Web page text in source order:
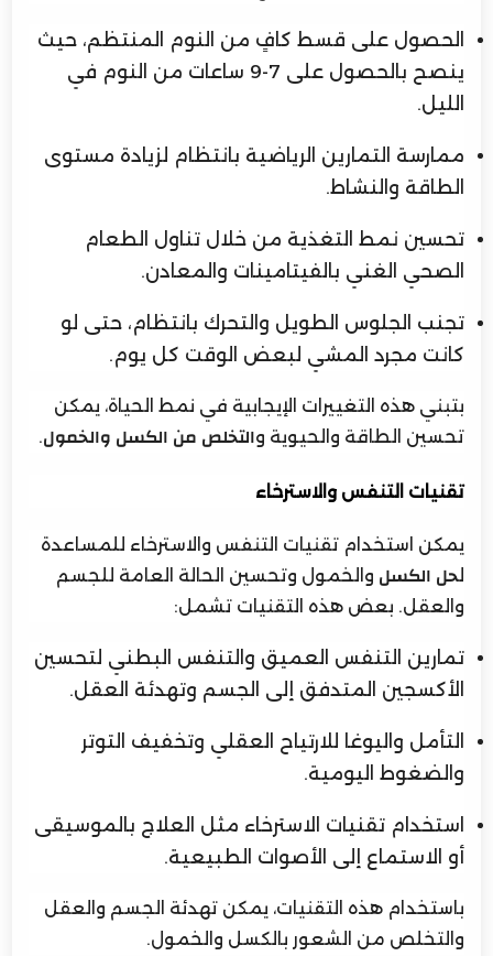
الحصول على قسط كافٍ من النوم المنتظم، حيث
ينصح بالحصول على 7-9 ساعات من النوم في
الليل.
ممارسة التمارين الرياضية بانتظام لزيادة مستوى
الطاقة والنشاط.
تحسين نمط التغذية من خلال تناول الطعام
الصحي الغني بالفيتامينات والمعادن.
تجنب الجلوس الطويل والتحرك بانتظام، حتى لو
كانت مجرد المشي لبعض الوقت كل يوم.
بتبني هذه التغييرات الإيجابية في نمط الحياة، يمكن
تحسين الطاقة والحيوية والتخلص من الكسل والخمول.
تقنيات التنفس والاسترخاء
يمكن استخدام تقنيات التنفس والاسترخاء للمساعدة
لحل الكسل والخمول وتحسين الحالة العامة للجسم
والعقل. بعض هذه التقنيات تشمل:
تمارين التنفس العميق والتنفس البطني لتحسين
الأكسجين المتدفق إلى الجسم وتهدئة العقل.
التأمل واليوغا للارتياح العقلي وتخفيف التوتر
والضغوط اليومية.
استخدام تقنيات الاسترخاء مثل العلاج بالموسيقى
أو الاستماع إلى الأصوات الطبيعية.
باستخدام هذه التقنيات، يمكن تهدئة الجسم والعقل
والتخلص من الشعور بالكسل والخمول.